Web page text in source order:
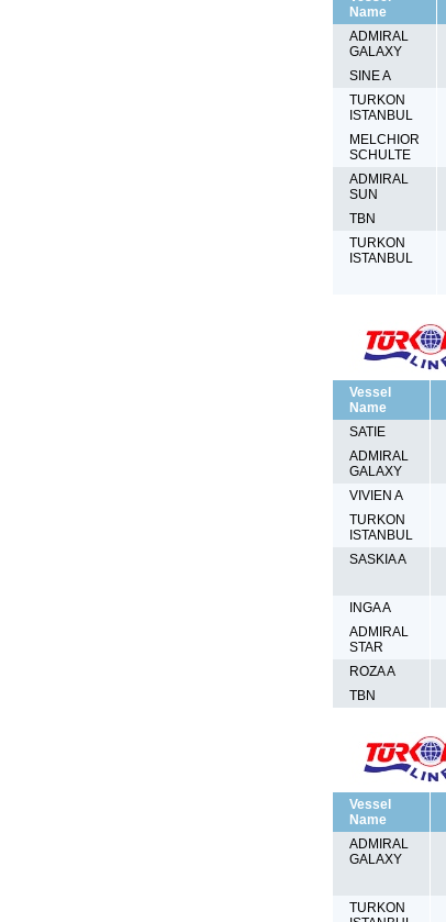
Name
ADMIRAL
GALAXY
SINE A
TURKON
ISTANBUL
MELCHIOR
SCHULTE
ADMIRAL
SUN
TBN
TURKON
ISTANBUL
Vessel
Name
SATIE
ADMIRAL
GALAXY
VIVIEN A
TURKON
ISTANBUL
SASKIA A
INGA A
ADMIRAL
STAR
ROZA A
TBN
Vessel
Name
ADMIRAL
GALAXY
TURKON